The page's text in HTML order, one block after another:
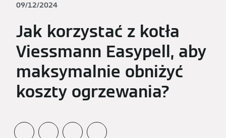
09/12/2024
Jak korzystać z kotła
Viessmann Easypell, aby
maksymalnie obniżyć
koszty ogrzewania?